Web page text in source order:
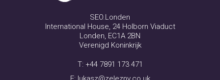
SEO.Londen
International House, 24 Holborn Viaduct
Londen, EC1A 2BN
Verenigd Koninkrijk
T: +44 7891 173 471